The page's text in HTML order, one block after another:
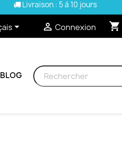
Livraison : 5 à 10 jours
  Connexion shopping_cart
BLOG